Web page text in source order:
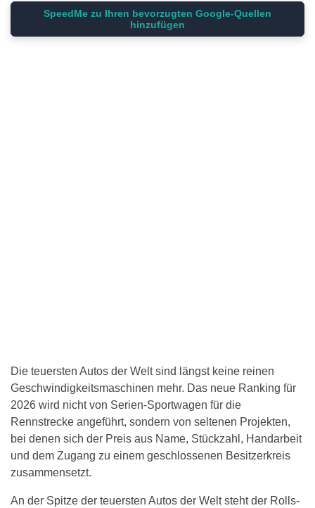
SpeedMe zu Ihren bevorzugten Google-Quellen
hinzufügen
Die teuersten Autos der Welt sind längst keine reinen
Geschwindigkeitsmaschinen mehr. Das neue Ranking für
2026 wird nicht von Serien-Sportwagen für die
Rennstrecke angeführt, sondern von seltenen Projekten,
bei denen sich der Preis aus Name, Stückzahl, Handarbeit
und dem Zugang zu einem geschlossenen Besitzerkreis
zusammensetzt.
An der Spitze der teuersten Autos der Welt steht der Rolls-